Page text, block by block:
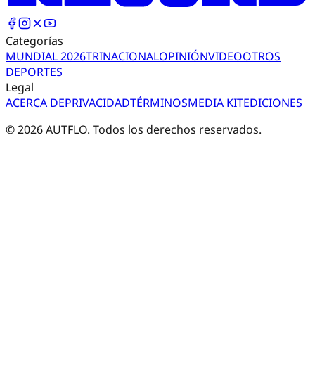
Categorías
MUNDIAL 2026TRINACIONALOPINIÓNVIDEOOTROS
DEPORTES
Legal
ACERCA DEPRIVACIDADTÉRMINOSMEDIA KITEDICIONES
©2026AUTFLO. Todos los derechos reservados.